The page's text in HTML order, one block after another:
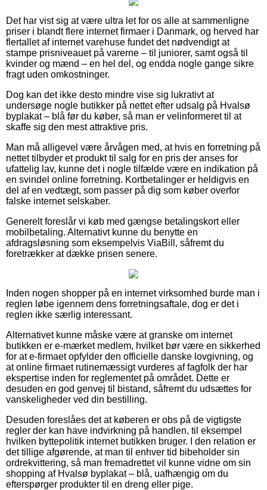
Det har vist sig at være ultra let for os alle at sammenligne
priser i blandt flere internet firmaer i Danmark, og herved har
flertallet af internet varehuse fundet det nødvendigt at
stampe prisniveauet på varerne – til juniorer, samt også til
kvinder og mænd – en hel del, og endda nogle gange sikre
fragt uden omkostninger.
Dog kan det ikke desto mindre vise sig lukrativt at
undersøge nogle butikker på nettet efter udsalg på Hvalsø
byplakat – blå før du køber, så man er velinformeret til at
skaffe sig den mest attraktive pris.
Man må alligevel være årvågen med, at hvis en forretning på
nettet tilbyder et produkt til salg for en pris der anses for
ufattelig lav, kunne det i nogle tilfælde være en indikation på
en svindel online forretning. Kortbetalinger er heldigvis en
del af en vedtægt, som passer på dig som køber overfor
falske internet selskaber.
Generelt foreslår vi køb med gængse betalingskort eller
mobilbetaling. Alternativt kunne du benytte en
afdragsløsning som eksempelvis ViaBill, såfremt du
foretrækker at dække prisen senere.
Inden nogen shopper på en internet virksomhed burde man i
reglen løbe igennem dens forretningsaftale, dog er det i
reglen ikke særlig interessant.
Alternativet kunne måske være at granske om internet
butikken er e-mærket medlem, hvilket bør være en sikkerhed
for at e-firmaet opfylder den officielle danske lovgivning, og
at online firmaet rutinemæssigt vurderes af fagfolk der har
ekspertise inden for reglementet på området. Dette er
desuden en god genvej til bistand, såfremt du udsættes for
vanskeligheder ved din bestilling.
Desuden foreslåes det at køberen er obs på de vigtigste
regler der kan have indvirkning på handlen, til eksempel
hvilken byttepolitik internet butikken bruger. I den relation er
det tillige afgørende, at man til enhver tid bibeholder sin
ordrekvittering, så man fremadrettet vil kunne vidne om sin
shopping af Hvalsø byplakat – blå, uafhængig om du
efterspørger produkter til en dreng eller pige.